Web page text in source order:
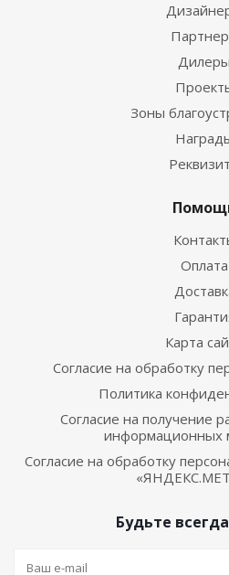
Дилеры
Зоны
Оплата
Карта
Согласие на обработку
Политика
Согласие на получение
информационных
Согласие на обработку
Будьте